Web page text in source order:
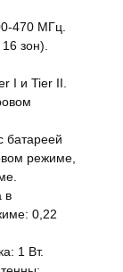
470 МГц.
зон).
I и Tier II.
батареей
режиме,
в
0,22
1 Вт.